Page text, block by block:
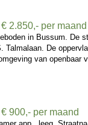
€ 2.850,- per maand
in Bussum. De
Talmalaan. De
van openbaar
€ 900,- per maand